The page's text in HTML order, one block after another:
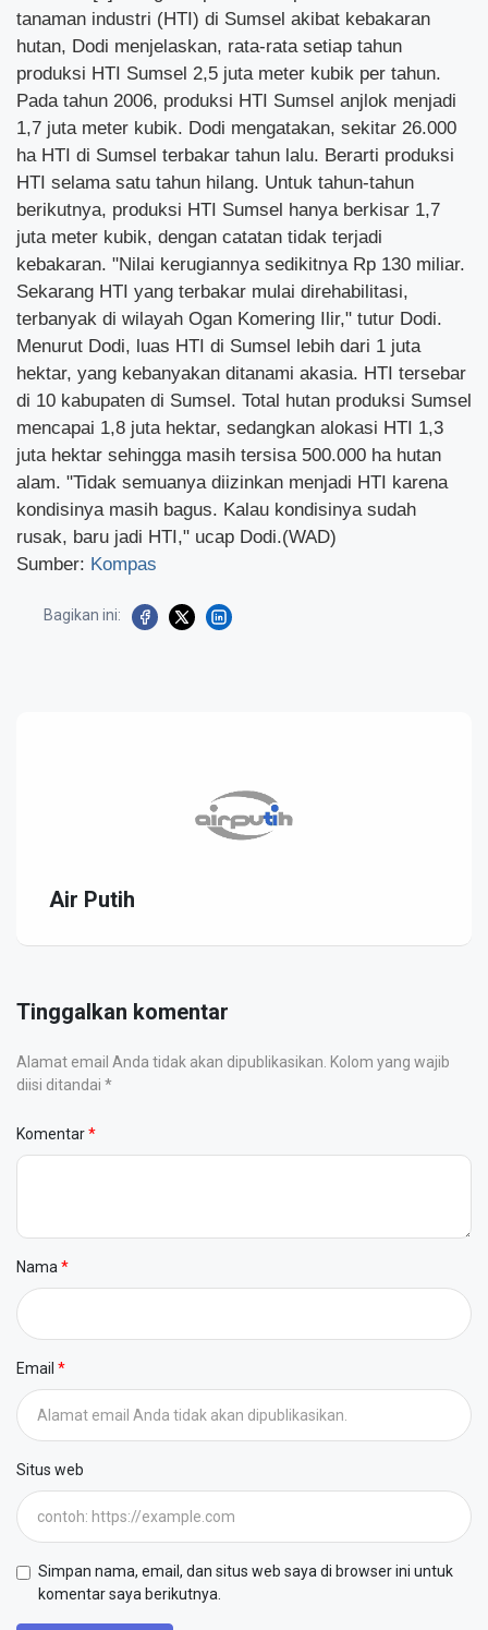
tanaman industri (HTI) di Sumsel akibat kebakaran
hutan, Dodi menjelaskan, rata-rata setiap tahun
produksi HTI Sumsel 2,5 juta meter kubik per tahun.
Pada tahun 2006, produksi HTI Sumsel anjlok menjadi
1,7 juta meter kubik. Dodi mengatakan, sekitar 26.000
ha HTI di Sumsel terbakar tahun lalu. Berarti produksi
HTI selama satu tahun hilang. Untuk tahun-tahun
berikutnya, produksi HTI Sumsel hanya berkisar 1,7
juta meter kubik, dengan catatan tidak terjadi
kebakaran. "Nilai kerugiannya sedikitnya Rp 130 miliar.
Sekarang HTI yang terbakar mulai direhabilitasi,
terbanyak di wilayah Ogan Komering Ilir," tutur Dodi.
Menurut Dodi, luas HTI di Sumsel lebih dari 1 juta
hektar, yang kebanyakan ditanami akasia. HTI tersebar
di 10 kabupaten di Sumsel. Total hutan produksi Sumsel
mencapai 1,8 juta hektar, sedangkan alokasi HTI 1,3
juta hektar sehingga masih tersisa 500.000 ha hutan
alam. "Tidak semuanya diizinkan menjadi HTI karena
kondisinya masih bagus. Kalau kondisinya sudah
rusak, baru jadi HTI," ucap Dodi.(WAD)
Sumber: Kompas
Bagikan ini:
Air Putih
Tinggalkan komentar
Alamat email Anda tidak akan dipublikasikan. Kolom yang wajib
diisi ditandai *
Komentar
Nama
Email
Situs web
Simpan nama, email, dan situs web saya di browser ini untuk
komentar saya berikutnya.